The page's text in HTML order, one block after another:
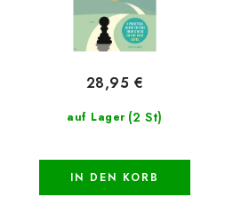
auf Lager (2 St)
28,95 €
IN DEN KORB